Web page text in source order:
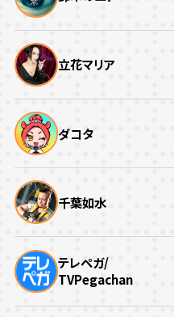
立花マリア
ダコタ
千葉如水
テレペガ/
TVPegachan